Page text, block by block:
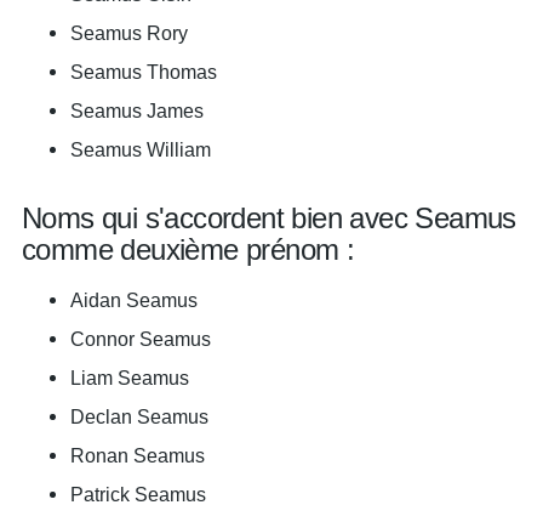
Seamus Rory
Seamus Thomas
Seamus James
Seamus William
Noms qui s'accordent bien avec Seamus
comme deuxième prénom :
Aidan Seamus
Connor Seamus
Liam Seamus
Declan Seamus
Ronan Seamus
Patrick Seamus